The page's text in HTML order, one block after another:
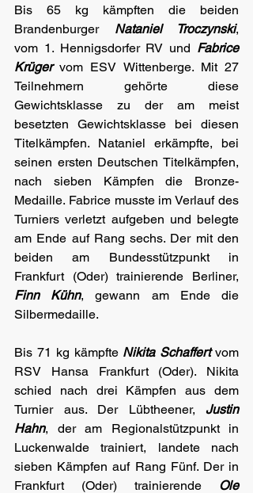
Bis 65 kg kämpften die beiden
Brandenburger Nataniel Troczynski,
vom 1. Hennigsdorfer RV und Fabrice
Krüger vom ESV Wittenberge. Mit 27
Teilnehmern gehörte diese
Gewichtsklasse zu der am meist
besetzten Gewichtsklasse bei diesen
Titelkämpfen. Nataniel erkämpfte, bei
seinen ersten Deutschen Titelkämpfen,
nach sieben Kämpfen die Bronze-
Medaille. Fabrice musste im Verlauf des
Turniers verletzt aufgeben und belegte
am Ende auf Rang sechs. Der mit den
beiden am Bundesstützpunkt in
Finn Kühn, gewann am Ende die
Silbermedaille.
Bis 71 kg kämpfte Nikita Schaffert vom
RSV Hansa Frankfurt (Oder). Nikita
schied nach drei Kämpfen aus dem
Turnier aus. Der Lübtheener, Justin
Hahn, der am Regionalstützpunkt in
Luckenwalde trainiert, landete nach
sieben Kämpfen auf Rang Fünf. Der in
Frankfurt (Oder) trainierende Ole